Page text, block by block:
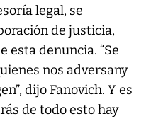
legal, se
de justicia,
esta denuncia. “Se
nos adversany
dijo Fanovich. Y es
de todo esto hay